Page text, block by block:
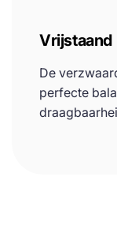
Vrijstaand
De
perfecte